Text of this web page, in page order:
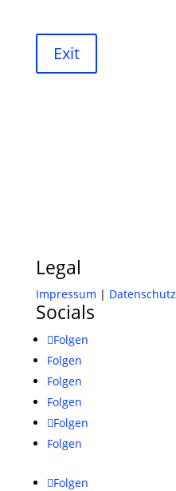
Exit
Legal
Impressum | Datenschutz
Socials
Folgen
Folgen
Folgen
Folgen
Folgen
Folgen
Folgen